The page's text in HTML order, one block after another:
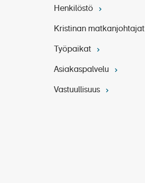
Henkilöstö
Kristinan matkanjohtajat
Työpaikat
Asiakaspalvelu
Vastuullisuus